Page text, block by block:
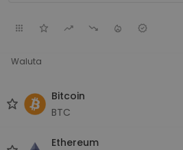
Waluta
Bitcoin
BTC
Ethereum